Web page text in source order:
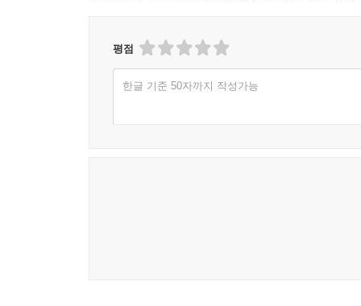
평점
한글 기준 50자까지 작성가능